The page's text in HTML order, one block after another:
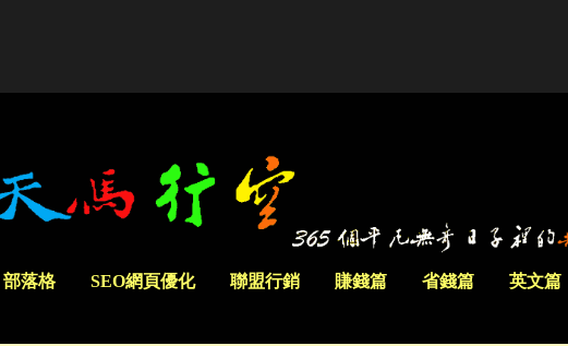
部落格 SEO網頁優化 聯盟行銷 賺錢篇 省錢篇 英文篇